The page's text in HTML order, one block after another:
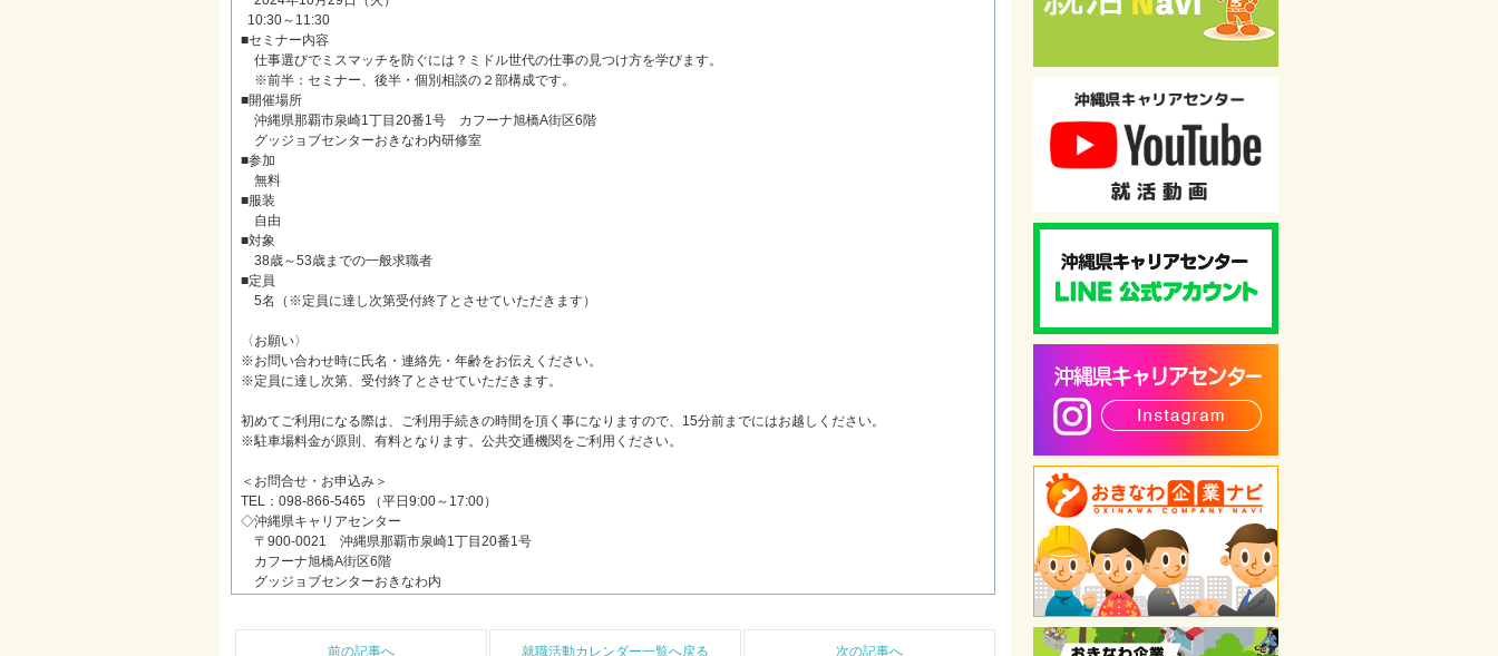
10:30～11:30
■セミナー内容
仕事選びでミスマッチを防ぐには？ミドル世代の仕事の見つけ方を学びます。
※前半：セミナー、後半・個別相談の２部構成です。
■開催場所
沖縄県那覇市泉崎1丁目20番1号 カフーナ旭橋A街区6階
グッジョブセンターおきなわ内研修室
■参加
無料
■服装
自由
■対象
38歳～53歳までの一般求職者
■定員
5名（※定員に達し次第受付終了とさせていただきます）
〈お願い〉
※お問い合わせ時に氏名・連絡先・年齢をお伝えください。
※定員に達し次第、受付終了とさせていただきます。
初めてご利用になる際は、ご利用手続きの時間を頂く事になりますので、15分前までにはお越しください。
※駐車場料金が原則、有料となります。公共交通機関をご利用ください。
＜お問合せ・お申込み＞
TEL：098-866-5465 （平日9:00～17:00）
◇沖縄県キャリアセンター
〒900-0021 沖縄県那覇市泉崎1丁目20番1号
カフーナ旭橋A街区6階
グッジョブセンターおきなわ内
前の記事へ 就職活動カレンダー一覧へ戻る 次の記事へ